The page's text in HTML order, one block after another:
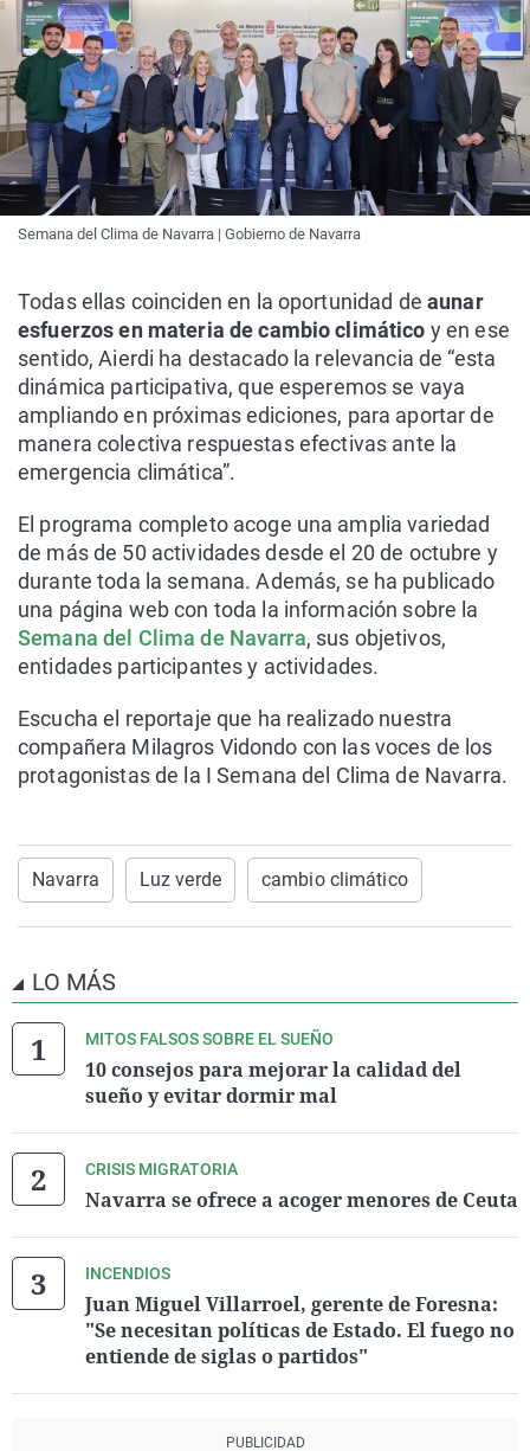
Semana del Clima de Navarra | Gobierno de Navarra
Todas ellas coinciden en la oportunidad de aunar
esfuerzos en materia de cambio climático y en ese
sentido, Aierdi ha destacado la relevancia de “esta
dinámica participativa, que esperemos se vaya
ampliando en próximas ediciones, para aportar de
manera colectiva respuestas efectivas ante la
emergencia climática”.
El programa completo acoge una amplia variedad
de más de 50 actividades desde el 20 de octubre y
durante toda la semana. Además, se ha publicado
una página web con toda la información sobre la
Semana del Clima de Navarra, sus objetivos,
entidades participantes y actividades.
Escucha el reportaje que ha realizado nuestra
compañera Milagros Vidondo con las voces de los
protagonistas de la I Semana del Clima de Navarra.
Navarra Luz verde cambio climático
LO MÁS
MITOS FALSOS SOBRE EL SUEÑO
10 consejos para mejorar la calidad del
sueño y evitar dormir mal
CRISIS MIGRATORIA
Navarra se ofrece a acoger menores de Ceuta
INCENDIOS
Juan Miguel Villarroel, gerente de Foresna:
"Se necesitan políticas de Estado. El fuego no
entiende de siglas o partidos"